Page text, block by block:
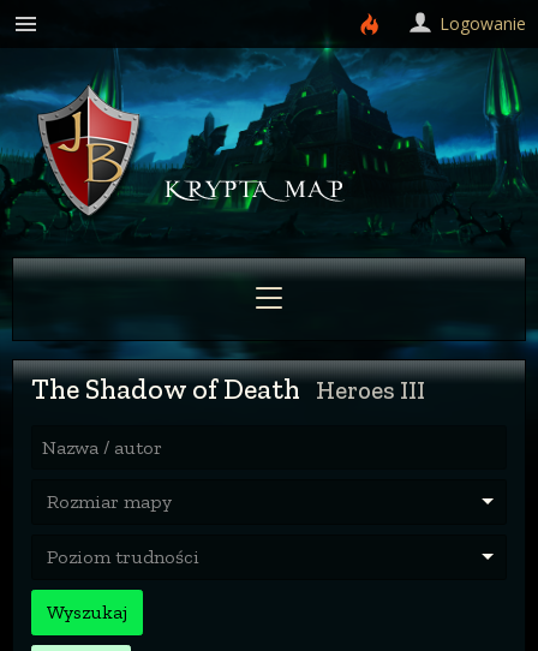
The Shadow of Death Heroes III
Nazwa / autor
Rozmiar mapy
Poziom trudności
Wyszukaj
Logowanie